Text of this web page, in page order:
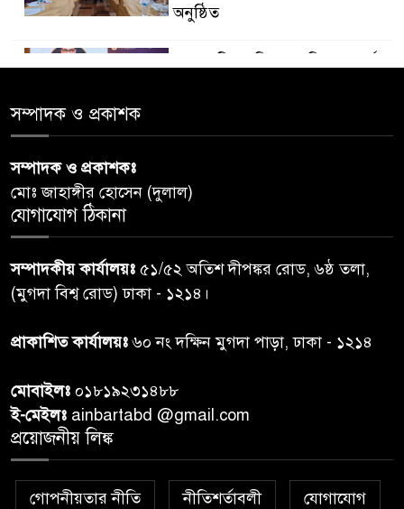
অনুষ্ঠিত
পেশ
৬
তদন্ত শেষ পর্যায়ে, দ্রুত চার্জশিট
৭
রাতের মধ্যে ঢাকাসহ ১০ অঞ্চলে
ঝড়বৃষ্টির পূর্বাভাস
৮
প্রধানমন্ত্রীর সঙ্গে দেখা করে স্বপ্নপূরণ
উপহার
৯
সম্পাদক ও প্রকাশক
সম্পাদক ও প্রকাশকঃ
মোঃ জাহাঙ্গীর হোসেন (দুলাল)
যোগাযোগ ঠিকানা
সম্পাদকীয় কার্যালয়ঃ ৫১/৫২ অতিশ দীপঙ্কর রোড, ৬ষ্ঠ তলা,
(মুগদা বিশ্ব রোড) ঢাকা - ১২১৪।
প্রাকাশিত কার্যালয়ঃ৬০ নং দক্ষিন মুগদা পাড়া, ঢাকা - ১২১৪
মোবাইলঃ ০১৮১৯২৩১৪৮৮
ই-মেইলঃ ainbartabd @gmail.com
প্রয়োজনীয় লিঙ্ক
গোপনীয়তার নীতি নীতিশর্তাবলী যোগাযোগ